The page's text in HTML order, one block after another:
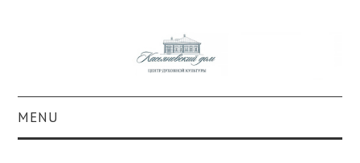
MENU